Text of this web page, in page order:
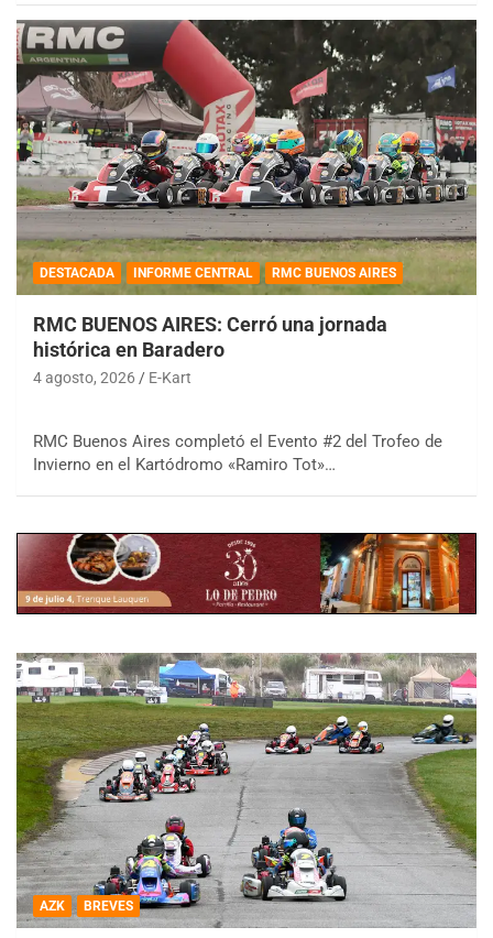
DESTACADA INFORME CENTRAL RMC BUENOS AIRES
RMC BUENOS AIRES: Cerró una jornada
histórica en Baradero
4 agosto, 2026 E-Kart
RMC Buenos Aires completó el Evento #2 del Trofeo de
Invierno en el Kartódromo «Ramiro Tot»…
AZK BREVES